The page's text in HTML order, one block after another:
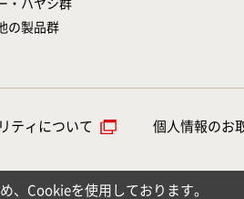
・ハヤシ群
の製品群
ティについて 個人情報のお
、Cookieを使用しております。